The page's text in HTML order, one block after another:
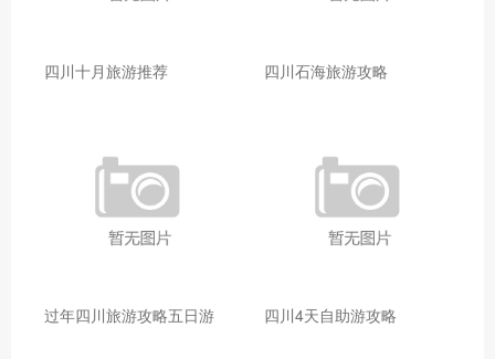
四川十月旅游推荐 四川石海旅游攻略
过年四川旅游攻略五日游 四川4天自助游攻略